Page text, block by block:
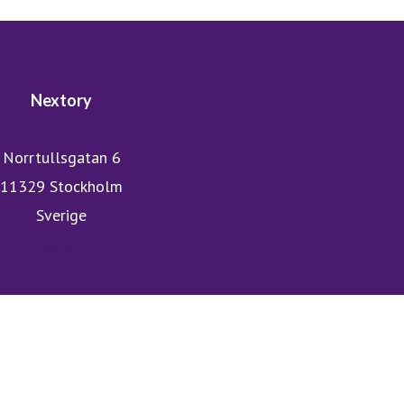
Nextory
Norrtullsgatan 6
11329 Stockholm
Sverige